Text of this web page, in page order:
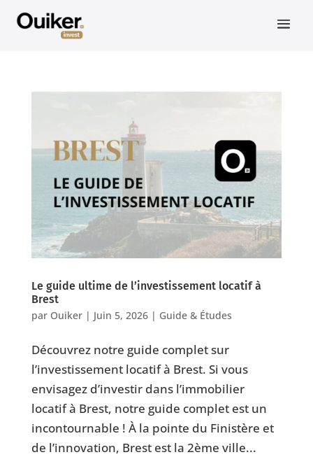
Le guide ultime de l’investissement locatif à
Brest
par Ouiker| Juin 5, 2026| Guide & Études
Découvrez notre guide complet sur
l’investissement locatif à Brest. Si vous
envisagez d’investir dans l’immobilier
locatif à Brest, notre guide complet est un
incontournable ! À la pointe du Finistère et
de l’innovation, Brest est la 2ème ville...